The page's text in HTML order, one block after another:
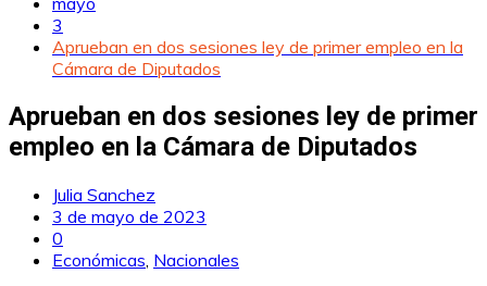
3
Aprueban en dos sesiones ley de primer empleo en la
Cámara de Diputados
Aprueban en dos sesiones ley de primer
empleo en la Cámara de Diputados
Julia Sanchez
3 de mayo de 2023
0
Económicas Nacionales